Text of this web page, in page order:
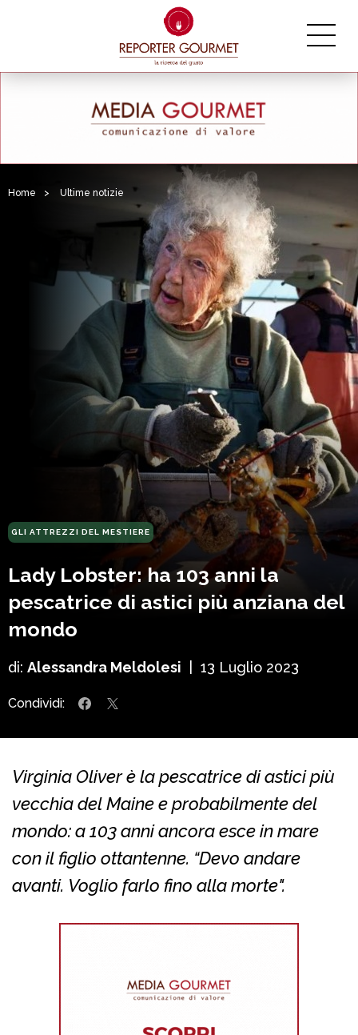
Home > Ultime notizie
GLI ATTREZZI DEL MESTIERE
Lady Lobster: ha 103 anni la
pescatrice di astici più anziana del
mondo
di: Alessandra Meldolesi 13 Luglio 2023
Condividi:
Virginia Oliver è la pescatrice di astici più
vecchia del Maine e probabilmente del
mondo: a 103 anni ancora esce in mare
con il figlio ottantenne. “Devo andare
avanti. Voglio farlo fino alla morte".